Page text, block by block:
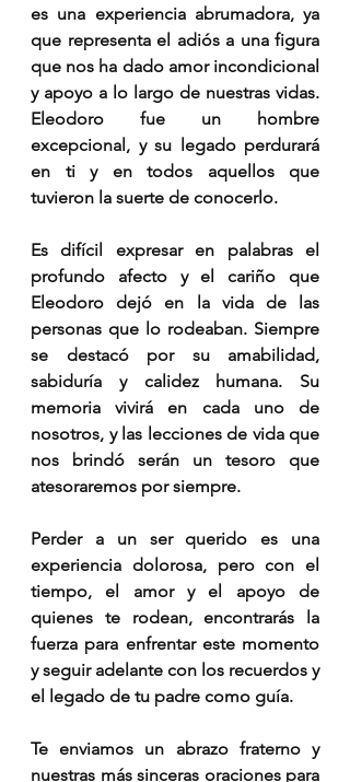
es una experiencia abrumadora, ya
que representa el adiós a una figura
que nos ha dado amor incondicional
y apoyo a lo largo de nuestras vidas.
Eleodoro fue un hombre
excepcional, y su legado perdurará
en ti y en todos aquellos que
tuvieron la suerte de conocerlo.
Es difícil expresar en palabras el
profundo afecto y el cariño que
Eleodoro dejó en la vida de las
personas que lo rodeaban. Siempre
se destacó por su amabilidad,
sabiduría y calidez humana. Su
memoria vivirá en cada uno de
nosotros, y las lecciones de vida que
nos brindó serán un tesoro que
atesoraremos por siempre.
Perder a un ser querido es una
experiencia dolorosa, pero con el
tiempo, el amor y el apoyo de
quienes te rodean, encontrarás la
fuerza para enfrentar este momento
y seguir adelante con los recuerdos y
el legado de tu padre como guía.
Te enviamos un abrazo fraterno y
nuestras más sinceras oraciones para